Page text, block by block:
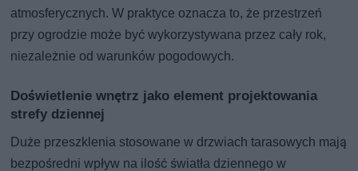
atmosferycznych. W praktyce oznacza to, że przestrzeń
przy ogrodzie może być wykorzystywana przez cały rok,
niezależnie od warunków pogodowych.
Doświetlenie wnętrz jako element projektowania
strefy dziennej
Duże przeszklenia stosowane w drzwiach tarasowych mają
bezpośredni wpływ na ilość światła dziennego w